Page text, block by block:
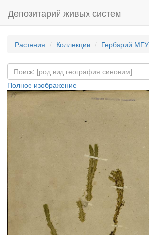
Депозитарий живых систем
Растения Коллекции Гербарий МГУ
Полное изображение